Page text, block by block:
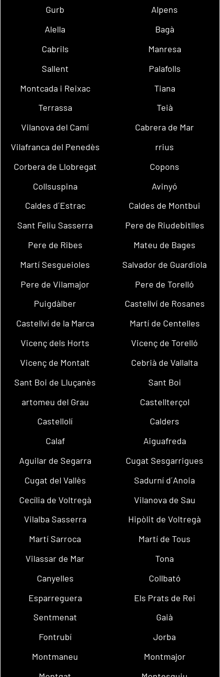
Gurb
Alpens
Alella
Bagà
Cabrils
Manresa
Sallent
Palafolls
Montcada i Reixac
Tiana
Terrassa
Teià
Vilanova del Camí
Cabrera de Mar
Vilafranca del Penedès
rrius
Corbera de Llobregat
Copons
Collsuspina
Avinyó
Caldes d´Estrac
Caldes de Montbui
Sant Feliu Sasserra
Pere de Riudebitlles
Pere de Ribes
Mateu de Bages
Martí Sesgueioles
Salvador de Guardiola
Pere de Vilamajor
Pere de Torelló
Puigdàlber
Castellví de Rosanes
Castellví de la Marca
Martí de Centelles
Vicenç dels Horts
Vicenç de Torelló
Vicenç de Montalt
Cebrià de Vallalta
Sant Boi de Lluçanès
Sant Boi
artomeu del Grau
Castellterçol
Castellolí
Calders
Calaf
Aiguafreda
Aguilar de Segarra
Cugat Sesgarrigues
Cugat del Vallès
Sadurní d´Anoia
Cecília de Voltregà
Vilanova de Sau
Vilalba Sasserra
Hipòlit de Voltregà
Martí Sarroca
Martí de Tous
Vilassar de Mar
Tona
Canyelles
Collbató
Esparreguera
Els Prats de Rei
Sentmenat
Gaià
Fontrubí
Jorba
Montmaneu
Montmajor